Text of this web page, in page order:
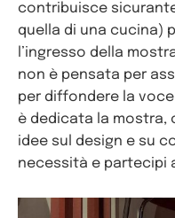
contribuisce
quella di una cucina)
l’ingresso della
non è pensata per
per diffondere la
è dedicata la mostra,
idee sul design e su
necessità e partecipi